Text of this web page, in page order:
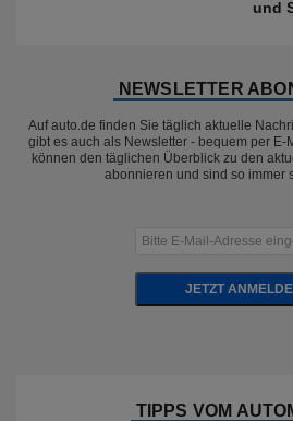
und
NEWSLETTER
Auf auto.de finden Sie täglich aktuelle
gibt es auch als Newsletter - bequem per E-
können den täglichen Überblick zu den
abonnieren und sind so immer
JETZT
TIPPS VOM